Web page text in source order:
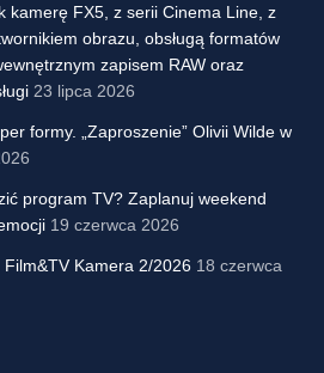
kamerę FX5, z serii Cinema Line, z
obrazu, obsługą formatów
zapisem RAW oraz
23 lipca 2026
formy. „Zaproszenie” Olivii Wilde w
program TV? Zaplanuj weekend
19 czerwca 2026
Kamera 2/2026 18 czerwca